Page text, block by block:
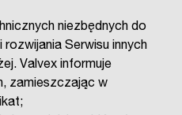
niezbędnych do
Serwisu innych
Valvex informuje
zamieszczając w